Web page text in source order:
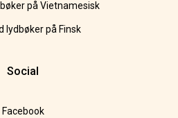
på Vietnamesisk
lydbøker på Finsk
Social
Facebook